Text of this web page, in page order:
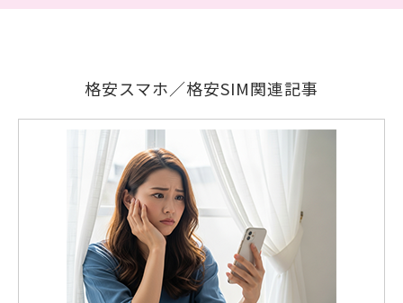
格安スマホ／格安SIM関連記事